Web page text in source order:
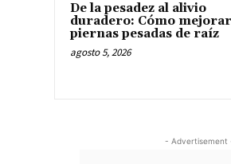
De la pesadez al alivio
duradero: Cómo
piernas pesadas de raíz
agosto 5, 2026
- Advertisement